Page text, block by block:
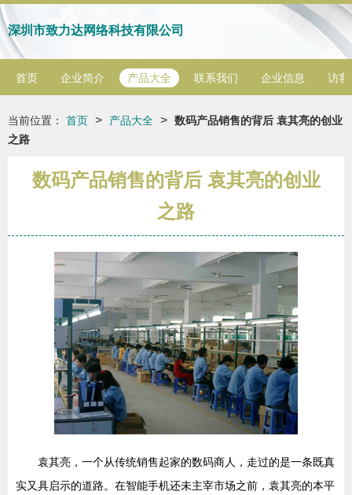
深圳市致力达网络科技有限公司
首页 企业简介 产品大全 联系我们 企业信息 访客
当前位置： 首页 > 产品大全 > 数码产品销售的背后 袁其亮的创业
之路
数码产品销售的背后 袁其亮的创业
之路
袁其亮，一个从传统销售起家的数码商人，走过的是一条既真
实又具启示的道路。在智能手机还未主宰市场之前，袁其亮的本平